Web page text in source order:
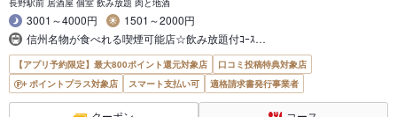
3001～4000円
1501～2000円
信州名物が食べれる喫煙可能店☆飲み放題付ｺｰｽ…
【アプリ予約限定】最大800ポイント還元対象店
口コミ投稿特典対象店
ポイントプラス対象店
スマート支払い可 適格請求書発行事業者